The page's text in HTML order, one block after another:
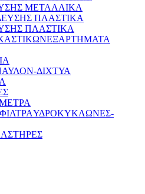
ΜΕΤΑΛΛΙΚΑ
ΠΛΑΣΤΙΚΑ
ΕΞΑΡΤΗΜΑΤΑ
ΔΙΧΤΥΑ
ΥΔΡΟΚΥΚΛΩΝΕΣ-